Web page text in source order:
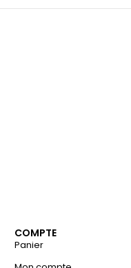
COMPTE
Panier